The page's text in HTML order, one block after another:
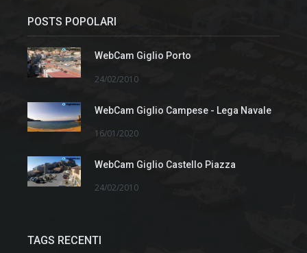
POSTS POPOLARI
WebCam Giglio Porto
24/02/2010
WebCam Giglio Campese - Lega Navale
16/01/2020
WebCam Giglio Castello Piazza
24/02/2010
TAGS RECENTI